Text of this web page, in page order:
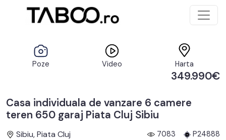
Poze Video Harta
349.990€
Casa individuala de vanzare 6 camere
teren 650 garaj Piata Cluj Sibiu
Sibiu, Piata Cluj 7083 P24888